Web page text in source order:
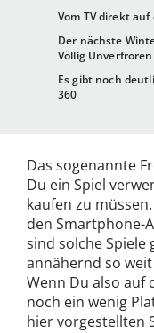
Vom TV direkt auf
Der nächste
Völlig Unverfroren
Es gibt noch
360
Das sogenannte
Du ein Spiel
kaufen zu
den Smartphone-
sind solche
annähernd so
Wenn Du also auf
noch ein wenig
hier vorgestellten